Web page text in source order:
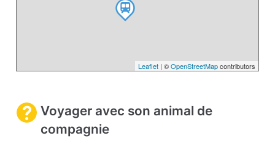
Leaflet| ©OpenStreetMapcontributors
Voyager avec son animal de
compagnie